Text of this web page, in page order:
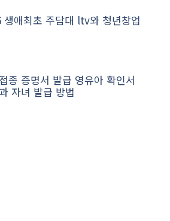
생애최초 주담대 ltv와 청년창업
종 증명서 발급 영유아 확인서
자녀 발급 방법